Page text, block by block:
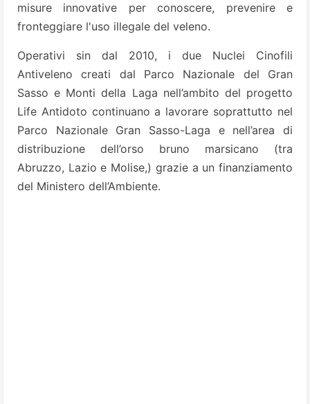
misure innovative per conoscere, prevenire e
fronteggiare l'uso illegale del veleno.
Operativi sin dal 2010, i due Nuclei Cinofili
Antiveleno creati dal Parco Nazionale del Gran
Sasso e Monti della Laga nell’ambito del progetto
Life Antidoto continuano a lavorare soprattutto nel
Parco Nazionale Gran Sasso-Laga e nell’area di
distribuzione dell’orso bruno marsicano (tra
Abruzzo, Lazio e Molise,) grazie a un finanziamento
del Ministero dell’Ambiente.